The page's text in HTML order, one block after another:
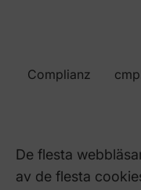
Complianz
De flesta
av de flesta